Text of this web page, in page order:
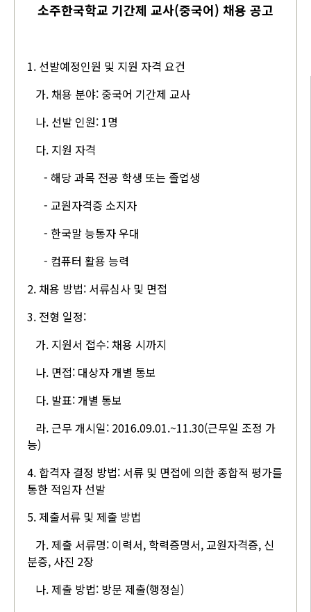
소주한국학교 기간제 교사(중국어) 채용 공고
1. 선발예정인원 및 지원 자격 요건
가. 채용 분야: 중국어 기간제 교사
나. 선발 인원: 1명
다. 지원 자격
- 해당 과목 전공 학생 또는 졸업생
- 교원자격증 소지자
- 한국말 능통자 우대
- 컴퓨터 활용 능력
2. 채용 방법: 서류심사 및 면접
3. 전형 일정:
가. 지원서 접수: 채용 시까지
나. 면접: 대상자 개별 통보
다. 발표: 개별 통보
라. 근무 개시일: 2016.09.01.~11.30(근무일 조정 가
능)
4. 합격자 결정 방법: 서류 및 면접에 의한 종합적 평가를
통한 적임자 선발
5. 제출서류 및 제출 방법
가. 제출 서류명: 이력서, 학력증명서, 교원자격증, 신
분증, 사진 2장
나. 제출 방법: 방문 제출(행정실)